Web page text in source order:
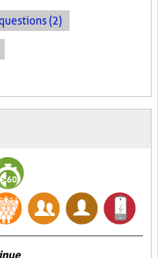
(2)